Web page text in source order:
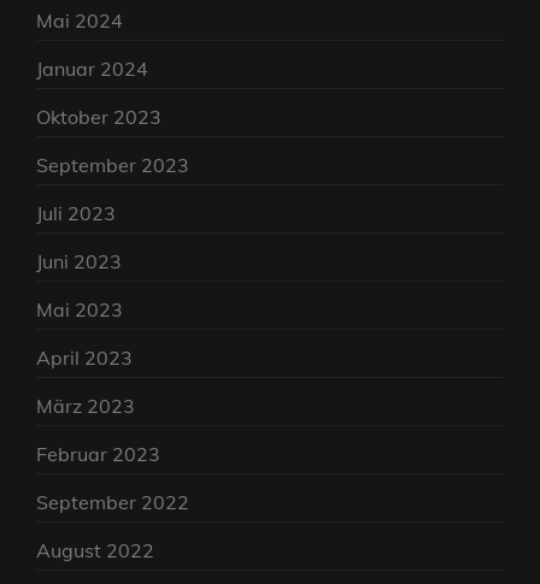
Mai 2024
Januar 2024
Oktober 2023
September 2023
Juli 2023
Juni 2023
Mai 2023
April 2023
März 2023
Februar 2023
September 2022
August 2022